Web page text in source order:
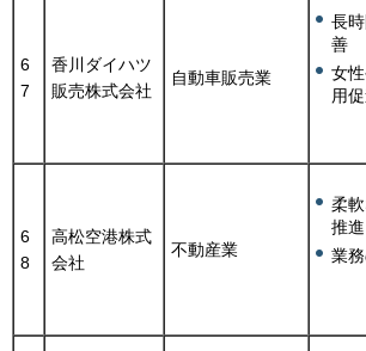
6
7
香川ダイハツ
販売株式会社
自動車販売業
長
善
女
用
6
8
高松空港株式
会社
不動産業
柔
推進
業